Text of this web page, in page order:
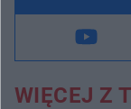
WIĘCEJ Z